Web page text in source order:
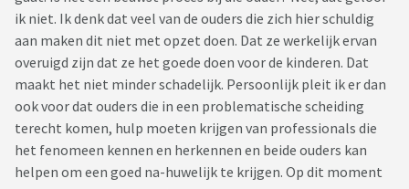
ik niet. Ik denk dat veel van de ouders die zich hier schuldig
aan maken dit niet met opzet doen. Dat ze werkelijk ervan
overuigd zijn dat ze het goede doen voor de kinderen. Dat
maakt het niet minder schadelijk. Persoonlijk pleit ik er dan
ook voor dat ouders die in een problematische scheiding
terecht komen, hulp moeten krijgen van professionals die
het fenomeen kennen en herkennen en beide ouders kan
helpen om een goed na-huwelijk te krijgen. Op dit moment